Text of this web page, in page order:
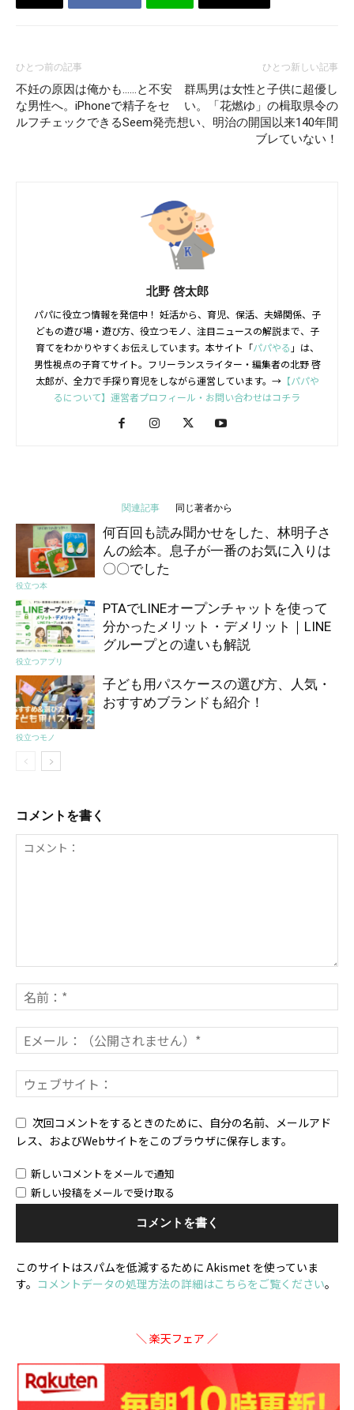
ひとつ前の記事
不妊の原因は俺かも……と不安
な男性へ。iPhoneで精子をセ
ルフチェックできるSeem発売
ひとつ新しい記事
群馬男は女性と子供に超優し
い。「花燃ゆ」の楫取県令の
想い、明治の開国以来140年間
ブレていない！
北野 啓太郎
パパに役立つ情報を発信中！ 妊活から、育児、保活、夫婦関係、子
どもの遊び場・遊び方、役立つモノ、注目ニュースの解説まで、子
育てをわかりやすくお伝えしています。本サイト「パパやる 」は、
男性視点の子育てサイト。フリーランスライター・編集者の北野 啓
太郎が、全力で手探り育児をしながら運営しています。→【パパや
るについて】運営者プロフィール・お問い合わせはコチラ
関連記事 同じ著者から
役立つ本
何百回も読み聞かせをした、林明子さ
んの絵本。息子が一番のお気に入りは
〇〇でした
役立つアプリ
PTAでLINEオープンチャットを使って
分かったメリット・デメリット｜LINE
グループとの違いも解説
役立つモノ
子ども用パスケースの選び方、人気・
おすすめブランドも紹介！
コメントを書く
次回コメントをするときのために、自分の名前、メールアド
レス、およびWebサイトをこのブラウザに保存します。
新しいコメントをメールで通知
新しい投稿をメールで受け取る
このサイトはスパムを低減するために Akismet を使っていま
す。 コメントデータの処理方法の詳細はこちらをご覧ください。
＼ 楽天フェア ／